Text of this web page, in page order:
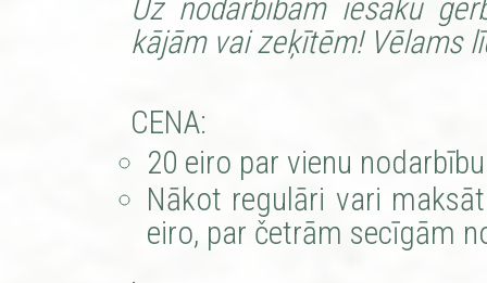
Uz nodarbībām iesaku
kājām vai zeķītēm! Vēlams
CENA:
20 eiro par vienu
Nākot regulāri vari
eiro, par četrām secīgām
.